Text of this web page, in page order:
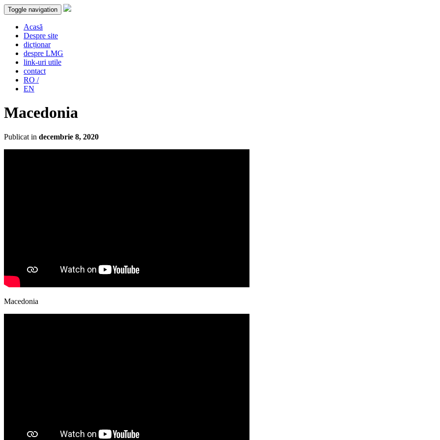
Toggle navigation
Acasă
Despre site
dicționar
despre LMG
link-uri utile
contact
RO /
EN
Macedonia
Publicat in decembrie 8, 2020
Macedonia